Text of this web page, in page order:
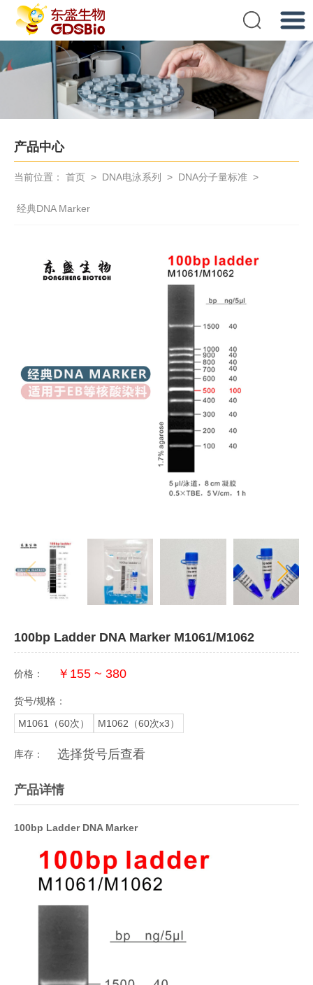
提交
产品中心
当前位置： 首页 > DNA电泳系列 > DNA分子量标准 >
经典DNA Marker
100bp Ladder DNA Marker M1061/M1062
价格： ￥155 ~ 380
货号/规格：
M1061（60次）
M1062（60次x3）
库存： 选择货号后查看
产品详情
100bp Ladder DNA Marker